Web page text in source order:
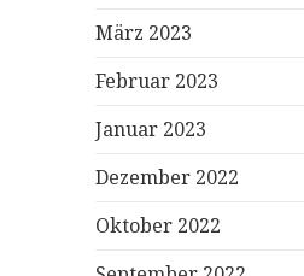
März 2023
Februar 2023
Januar 2023
Dezember 2022
Oktober 2022